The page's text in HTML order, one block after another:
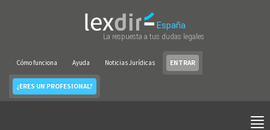
España
La respuesta a tus dudas legales
Cómo funciona Ayuda Noticias Jurídicas ENTRAR
¿ERES UN PROFESIONAL?